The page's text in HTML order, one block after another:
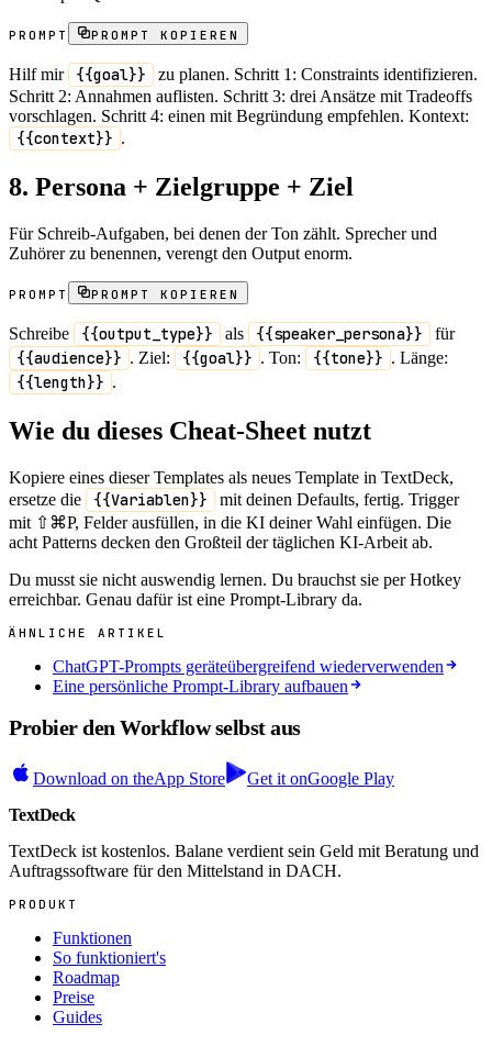
PROMPT PROMPT KOPIEREN
Hilf mir {{goal}}
zu planen. Schritt 1: Constraints identifizieren.
Schritt 2: Annahmen auflisten. Schritt 3: drei Ansätze mit Tradeoffs
vorschlagen. Schritt 4: einen mit Begründung empfehlen. Kontext:
{{context}} .
8. Persona + Zielgruppe + Ziel
Für Schreib-Aufgaben, bei denen der Ton zählt. Sprecher und
Zuhörer zu benennen, verengt den Output enorm.
PROMPT PROMPT KOPIEREN
Schreibe {{output_type}} als {{speaker_persona}} für
{{audience}} . Ziel: {{goal}} . Ton: {{tone}} . Länge:
{{length}} .
Wie du dieses Cheat-Sheet nutzt
Kopiere eines dieser Templates als neues Template in TextDeck,
ersetze die
{{Variablen}}
mit deinen Defaults, fertig. Trigger
mit ⇧⌘P, Felder ausfüllen, in die KI deiner Wahl einfügen. Die
acht Patterns decken den Großteil der täglichen KI-Arbeit ab.
Du musst sie nicht auswendig lernen. Du brauchst sie per Hotkey
erreichbar. Genau dafür ist eine Prompt-Library da.
ÄHNLICHE ARTIKEL
ChatGPT-Prompts geräteübergreifend wiederverwenden
Eine persönliche Prompt-Library aufbauen
Probier den Workflow selbst aus
Download on theApp Store Get it onGoogle Play
TextDeck
TextDeck ist kostenlos. Balane verdient sein Geld mit Beratung und
Auftragssoftware für den Mittelstand in DACH.
PRODUKT
Funktionen
So funktioniert's
Roadmap
Preise
Guides